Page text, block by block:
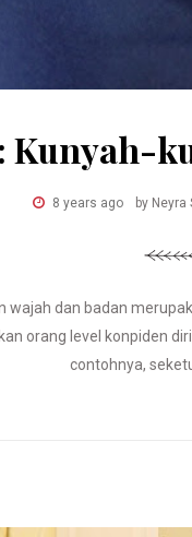
Kunyah-
8 years ago by Neyra
wajah dan badan
orang level konpiden
contohnya,